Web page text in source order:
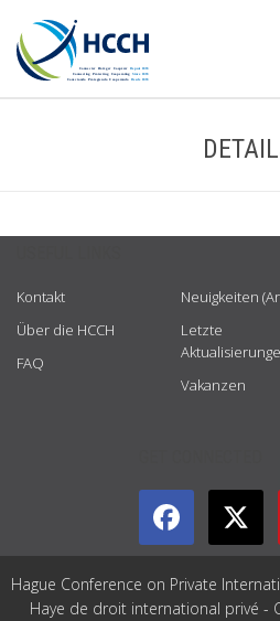
Kontakt
Über die HCCH
FAQ
Neuigkeiten
Letzte
Vakanzen
Hague Conference on Private
Haye de droit international privé -